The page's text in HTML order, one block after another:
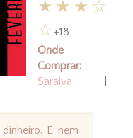
★★★☆
☆+18
Onde
Comprar:
Saraiva
E nem